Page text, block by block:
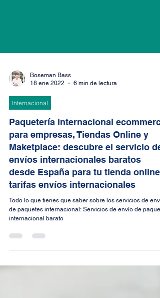
18 ene 2022
Internacional
Paquetería internacional
para empresas, Tiendas Online y
Maketplace: descubre el servicio de
envíos internacionales baratos
desde España para tu tienda online,
tarifas envíos internacionales
Todo lo que tienes que saber sobre los servicios de
internacional barato